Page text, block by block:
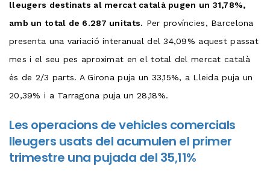
lleugers destinats al mercat català pugen un 31,78%,
amb un total de 6.287 unitats. Per províncies, Barcelona
presenta una variació interanual del 34,09% aquest passat
mes i el seu pes aproximat en el total del mercat català
és de 2/3 parts. A Girona puja un 33,15%, a Lleida puja un
20,39% i a Tarragona puja un 28,18%.
Les operacions de vehicles comercials
lleugers usats del acumulen el primer
trimestre una pujada del 35,11%